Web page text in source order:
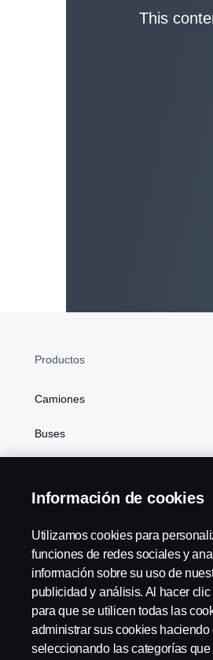
This
Productos
Camiones
Buses
Atributos
Scania in Your Region: Scania
Información de cookies
Utilizamos cookies para
funciones de redes sociales y
información sobre su uso de
publicidad y análisis. Al hacer
para que se utilicen todas las
administrar sus cookies
seleccionando las categorías